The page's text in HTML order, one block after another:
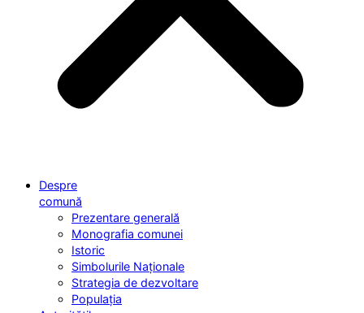
Despre
comună
Prezentare generală
Monografia comunei
Istoric
Simbolurile Naționale
Strategia de dezvoltare
Populația